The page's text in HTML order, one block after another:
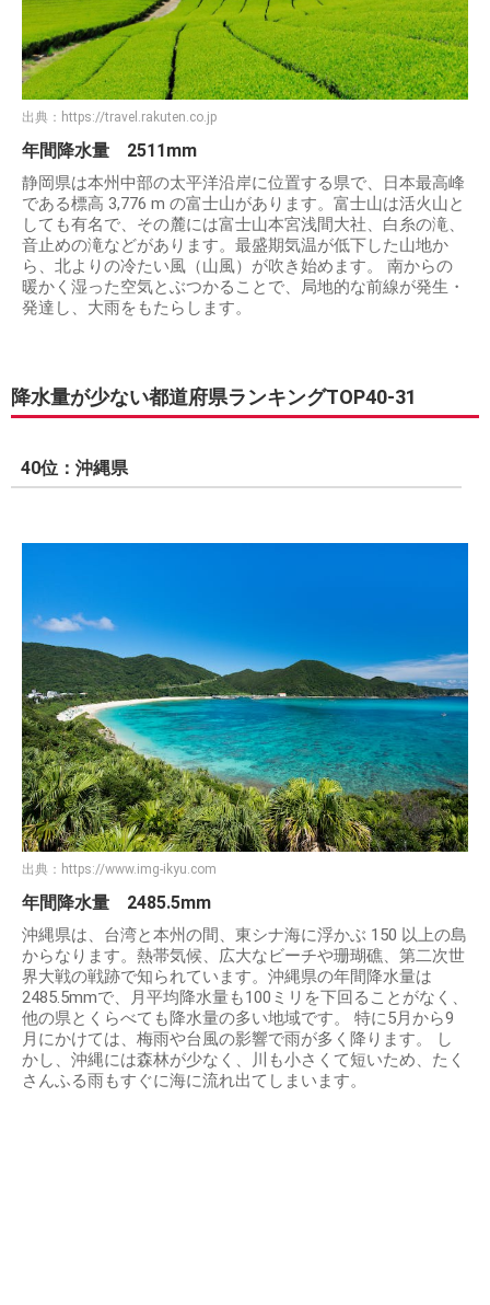
出典： https://travel.rakuten.co.jp
年間降水量 2511mm
静岡県は本州中部の太平洋沿岸に位置する県で、日本最高峰
である標高 3,776 m の富士山があります。富士山は活火山と
しても有名で、その麓には富士山本宮浅間大社、白糸の滝、
音止めの滝などがあります。最盛期気温が低下した山地か
ら、北よりの冷たい風（山風）が吹き始めます。 南からの
暖かく湿った空気とぶつかることで、局地的な前線が発生・
発達し、大雨をもたらします。
降水量が少ない都道府県ランキングTOP40-31
40位：沖縄県
出典： https://www.img-ikyu.com
年間降水量 2485.5mm
沖縄県は、台湾と本州の間、東シナ海に浮かぶ 150 以上の島
からなります。熱帯気候、広大なビーチや珊瑚礁、第二次世
界大戦の戦跡で知られています。沖縄県の年間降水量は
2485.5mmで、月平均降水量も100ミリを下回ることがなく、
他の県とくらべても降水量の多い地域です。 特に5月から9
月にかけては、梅雨や台風の影響で雨が多く降ります。 し
かし、沖縄には森林が少なく、川も小さくて短いため、たく
さんふる雨もすぐに海に流れ出てしまいます。